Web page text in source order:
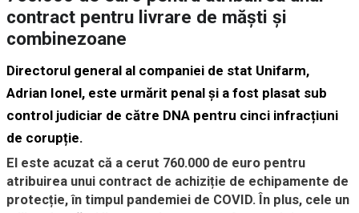
contract pentru livrare de măști și
combinezoane
Directorul general al companiei de stat Unifarm,
Adrian Ionel, este urmărit penal și a fost plasat sub
control judiciar de către DNA pentru cinci infracțiuni
de corupție.
El este acuzat că a cerut 760.000 de euro pentru
atribuirea unui contract de achiziție de echipamente de
protecție, în timpul pandemiei de COVID. În plus, cele un